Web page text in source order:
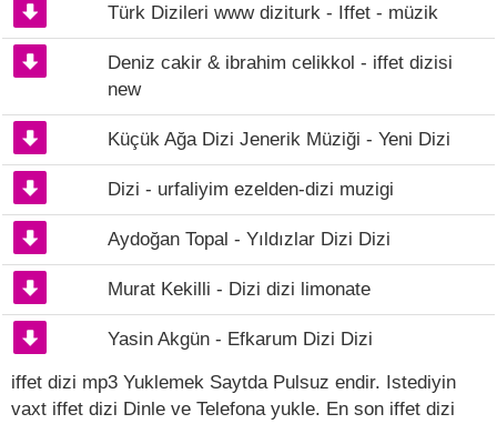
Türk Dizileri www diziturk - Iffet - müzik
Deniz cakir & ibrahim celikkol - iffet dizisi
new
Küçük Ağa Dizi Jenerik Müziği - Yeni Dizi
Dizi - urfaliyim ezelden-dizi muzigi
Aydoğan Topal - Yıldızlar Dizi Dizi
Murat Kekilli - Dizi dizi limonate
Yasin Akgün - Efkarum Dizi Dizi
iffet dizi mp3 Yuklemek Saytda Pulsuz endir. Istediyin
vaxt iffet dizi Dinle ve Telefona yukle. En son iffet dizi